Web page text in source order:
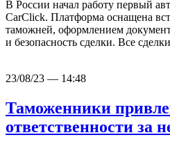
В России начал работу первый
CarClick. Платформа оснащена
таможней, оформлением
и безопасность сделки. Все
23/08/23 — 14:48
Таможенники
ответственности за